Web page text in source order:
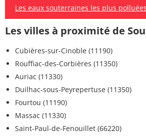
Les eaux souterraines les plus
Les villes à proximité de
Cubières-sur-Cinoble (11190)
Rouffiac-des-Corbières (11350)
Auriac (11330)
Duilhac-sous-Peyrepertuse (11350)
Fourtou (11190)
Massac (11330)
Saint-Paul-de-Fenouillet (66220)